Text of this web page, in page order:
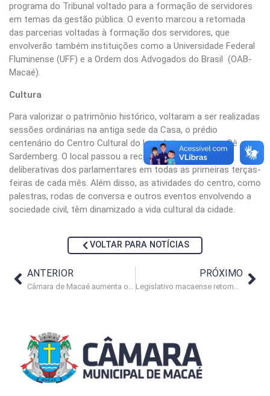
programa do Tribunal voltado para a formação de servidores
em temas da gestão pública. O evento marcou a retomada
das parcerias voltadas à formação dos servidores, que
envolverão também instituições como a Universidade Federal
Fluminense (UFF) e a Ordem dos Advogados do Brasil (OAB-
Macaé).
Cultura
Para valorizar o patrimônio histórico, voltaram a ser realizadas
sessões ordinárias na antiga sede da Casa, o prédio
centenário do Centro Cultural do Legislativo, na praça Gê
Sardemberg. O local passou a receber as reuniões
deliberativas dos parlamentares em todas as primeiras terças-
feiras de cada mês. Além disso, as atividades do centro, como
palestras, rodas de conversa e outros eventos envolvendo a
sociedade civil, têm dinamizado a vida cultural da cidade.
VOLTAR PARA NOTÍCIAS
ANTERIOR PRÓXIMO